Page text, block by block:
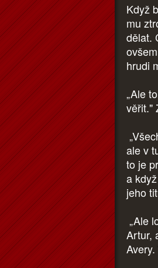
Když
mu
dělat.
hrudi
„Ale
věřit."
ale v
to je
a
jeho
„Ale
Artur,